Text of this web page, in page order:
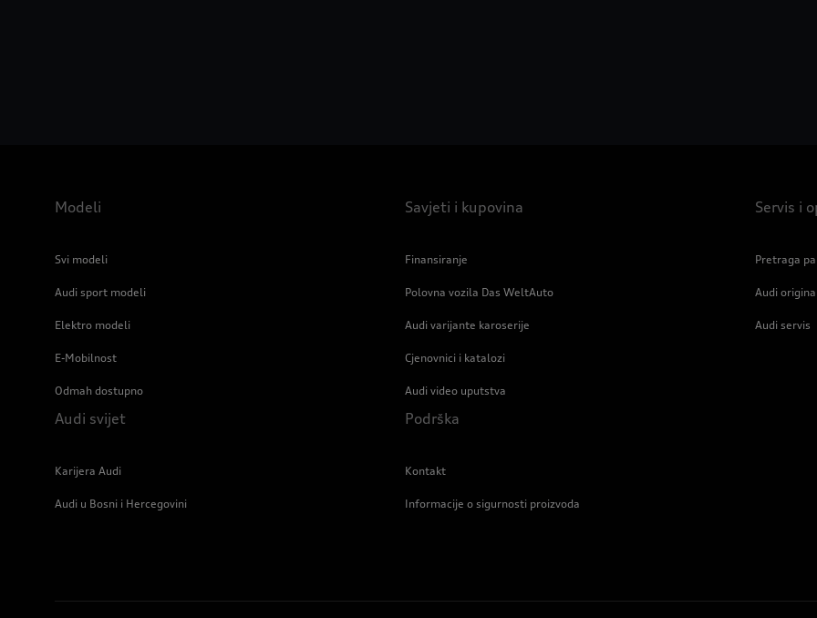
Modeli
Svi modeli
Audi sport modeli
Elektro modeli
E-Mobilnost
Odmah dostupno
Savjeti i kupovina
Finansiranje
Polovna vozila Das WeltAuto
Audi varijante karoserije
Cjenovnici i katalozi
Audi video uputstva
Servis i
Pretraga
Audi
Audi servis
Audi svijet
Karijera Audi
Audi u Bosni i Hercegovini
Podrška
Kontakt
Informacije o sigurnosti proizvoda